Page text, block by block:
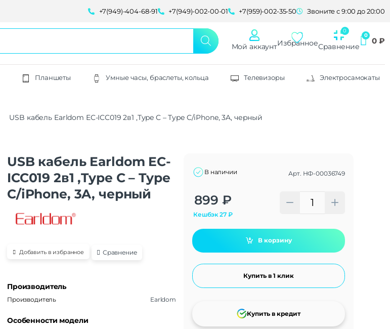
+7(949)-404-68-91 +7(949)-002-00-01 +7(959)-002-35-50 Звоните с 9:00 до 20:00
Мой аккаунтИзбранноеСравнение
0 ₽
Планшеты Умные часы, браслеты, кольца Телевизоры Электросамокаты
USB кабель Earldom EC-ICC019 2в1 ,Type C – Type C/iPhone, 3A, черный
USB кабель Earldom EC-
ICC019 2в1 ,Type C – Type
C/iPhone, 3A, черный
Добавить в избранное Сравнение
Производитель
Производитель Earldom
Особенности модели
В наличии Арт. НФ-00036749
899 ₽
Кешбэк27₽
В корзину
Купить в 1 клик
Купить в кредит
Alternative: